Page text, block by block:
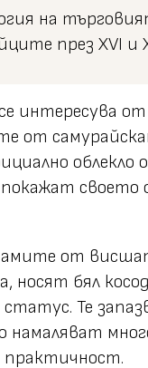
на
през XVI и
интересува
от
облекло
своето
от
носят бял
Те
практичност.